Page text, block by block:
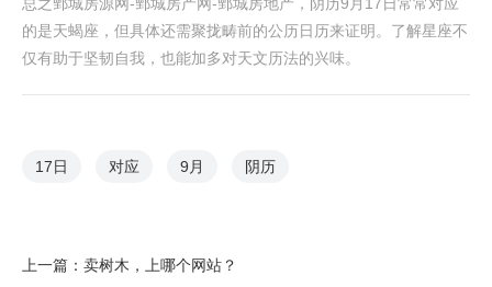
的是天蝎座，但具体还需聚拢畴前的公历日历来证明。了解星座不
仅有助于坚韧自我，也能加多对天文历法的兴味。
17日 对应 9月 阴历
上一篇： 卖树木，上哪个网站？